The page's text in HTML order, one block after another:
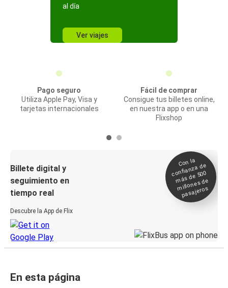
al día
Ver viajes
Pago seguro
Utiliza Apple Pay, Visa y
tarjetas internacionales
Fácil de comprar
Consigue tus billetes online,
en nuestra app o en una
Flixshop
Billete digital y
seguimiento en
tiempo real
Descubre la App de Flix
Con la
confianza de
más de 500
millones de
pasajeros
En esta página